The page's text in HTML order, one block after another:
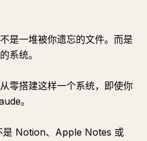
是一堆被你遗忘的文件。而是
系统。
零搭建这样一个系统，即使你
。
是 Notion、Apple Notes 或